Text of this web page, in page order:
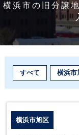
横浜市の旧分譲
すべて 横浜市
横浜市旭区